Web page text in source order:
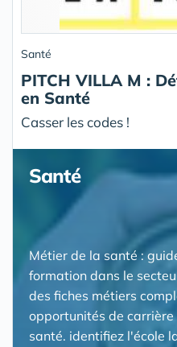
Santé
PITCH VILLA M :
en Santé
Casser les codes !
Santé
Métier de la santé :
formation dans le
des fiches métiers
opportunités de
santé. identifiez l'école